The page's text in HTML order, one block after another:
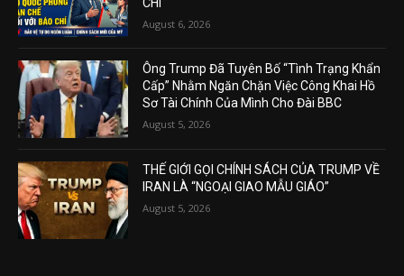
August 6, 2026
Ông Trump Đã Tuyên Bố “Tình Trạng Khẩn
Cấp” Nhằm Ngăn Chặn Việc Công Khai Hồ
Sơ Tài Chính Của Mình Cho Đài BBC
August 5, 2026
THẾ GIỚI GỌI CHÍNH SÁCH CỦA TRUMP VỀ
IRAN LÀ “NGOẠI GIAO MẪU GIÁO”
August 5, 2026